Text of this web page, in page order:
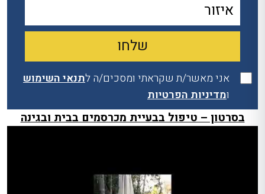
אני מאשר/ת שקראתי ומסכים/ה לתנאי השימוש
ומדיניות הפרטיות
בסרטון – טיפול בבעיית מכרסמים בבית ובגינה